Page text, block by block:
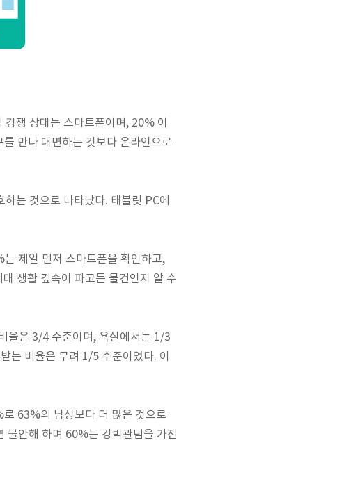
쟁 상대는 스마트폰이며, 20% 이
만나 대면하는 것보다 온라인으로
는 것으로 나타났다. 태블릿 PC에
제일 먼저 스마트폰을 확인하고,
생활 깊숙이 파고든 물건인지 알 수
율은 3/4 수준이며, 욕실에서는 1/3
는 비율은 무려 1/5 수준이었다. 이
63%의 남성보다 더 많은 것으로
불안해 하며 60%는 강박관념을 가진